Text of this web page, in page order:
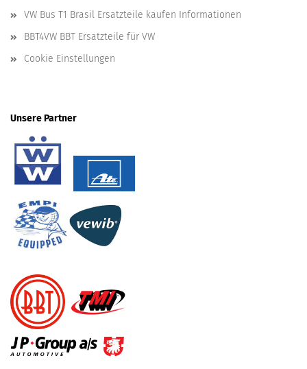
VW Bus T1 Brasil Ersatzteile kaufen Informationen
BBT4VW BBT Ersatzteile für VW
Cookie Einstellungen
Unsere Partner